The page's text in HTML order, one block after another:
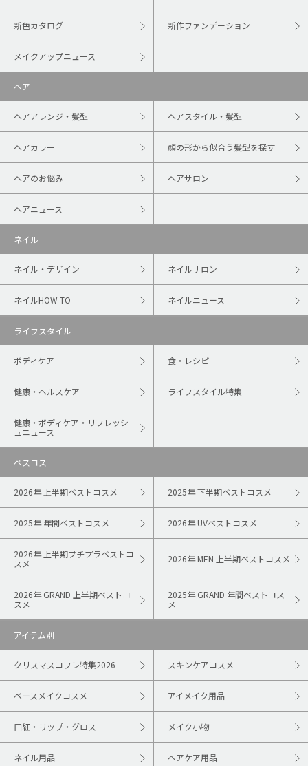
新色カタログ 新作ファンデーション
メイクアップニュース
ヘア
ヘアアレンジ・髪型 ヘアスタイル・髪型
ヘアカラー 顔の形から似合う髪型を探す
ヘアのお悩み ヘアサロン
ヘアニュース
ネイル
ネイル・デザイン ネイルサロン
ネイルHOW TO ネイルニュース
ライフスタイル
ボディケア 食・レシピ
健康・ヘルスケア ライフスタイル特集
健康・ボディケア・リフレッシ
ュニュース
ベスコス
2026年 上半期ベストコスメ 2025年 下半期ベストコスメ
2025年 年間ベストコスメ 2026年 UVベストコスメ
2026年 上半期プチプラベストコ
スメ
2026年 MEN 上半期ベストコスメ
2026年 GRAND 上半期ベストコ
スメ
2025年 GRAND 年間ベストコス
メ
アイテム別
クリスマスコフレ特集2026 スキンケアコスメ
ベースメイクコスメ アイメイク用品
口紅・リップ・グロス メイク小物
ネイル用品 ヘアケア用品